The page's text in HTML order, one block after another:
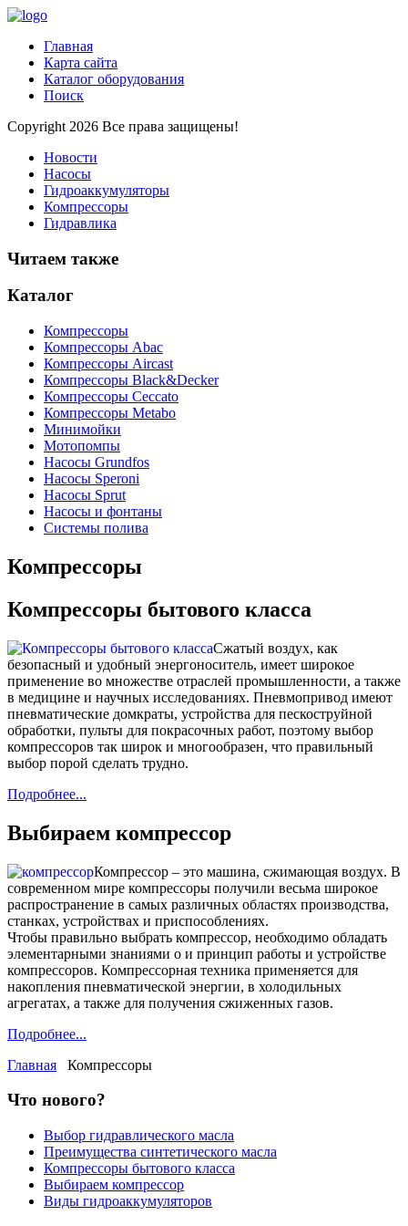
Главная
Карта сайта
Каталог оборудования
Поиск
Copyright 2026 Все права защищены!
Новости
Насосы
Гидроаккумуляторы
Компрессоры
Гидравлика
Читаем также
Каталог
Компрессоры
Компрессоры Abac
Компрессоры Aircast
Компрессоры Black&Decker
Компрессоры Ceccato
Компрессоры Metabo
Минимойки
Мотопомпы
Насосы Grundfos
Насосы Speroni
Насосы Sprut
Насосы и фонтаны
Системы полива
Компрессоры
Компрессоры бытового класса
Сжатый воздух, как
безопасный и удобный энергоноситель, имеет широкое
применение во множестве отраслей промышленности, а также
в медицине и научных исследованиях. Пневмопривод имеют
пневматические домкраты, устройства для пескоструйной
обработки, пульты для покрасочных работ, поэтому выбор
компрессоров так широк и многообразен, что правильный
выбор порой сделать трудно.
Подробнее...
Выбираем компрессор
Компрессор – это машина, сжимающая воздух. В
современном мире компрессоры получили весьма широкое
распространение в самых различных областях производства,
станках, устройствах и приспособлениях.
Чтобы правильно выбрать компрессор, необходимо обладать
элементарными знаниями о и принцип работы и устройстве
компрессоров. Компрессорная техника применяется для
накопления пневматической энергии, в холодильных
агрегатах, а также для получения сжиженных газов.
Подробнее...
Главная
Компрессоры
Что нового?
Выбор гидравлического масла
Преимущества синтетического масла
Компрессоры бытового класса
Выбираем компрессор
Виды гидроаккумуляторов